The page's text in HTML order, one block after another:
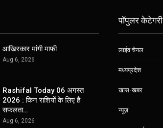
आखिरकार मांगी माफी
Aug 6, 2026
Rashifal Today 06 अगस्त
2026 : किन राशियों के लिए है
सफलता…
Aug 6, 2026
पॉपुलर केटेगरी
लाईव चेनल
मध्यप्रदेश
खास-खबर
न्यूज़